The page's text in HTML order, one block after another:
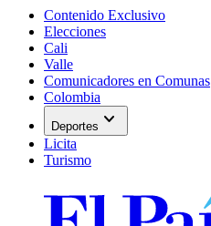
Contenido Exclusivo
Elecciones
Cali
Valle
Comunicadores en Comunas
Colombia
Deportes expand_more
Licita
Turismo